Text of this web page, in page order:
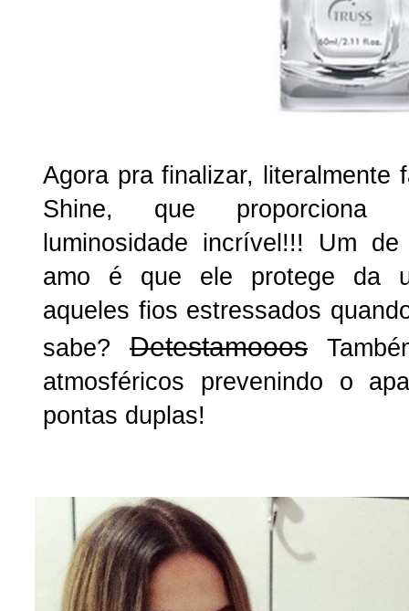
Agora pra finalizar, literalmente
Shine, que proporciona
luminosidade incrível!!! Um
amo é que ele protege da
aqueles fios estressados
sabe? Detestamooos
atmosféricos prevenindo o
pontas duplas!